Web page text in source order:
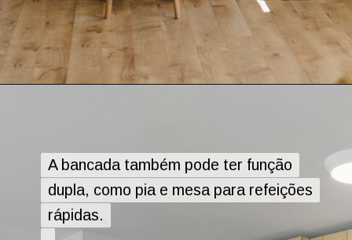
A bancada também pode ter função
dupla, como pia e mesa para refeições
rápidas.
A bancada também pode ter função
dupla, como pia e mesa para refeições
rápidas.